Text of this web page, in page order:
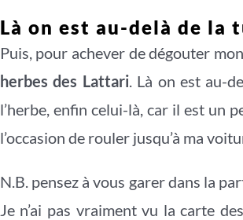
Là on est au-delà de la
Puis, pour achever de dégouter
herbes des Lattari. Là on est au-
l’herbe, enfin celui-là, car il est un
l’occasion de rouler jusqu’à ma
N.B. pensez à vous garer dans la
Je n’ai pas vraiment vu la carte